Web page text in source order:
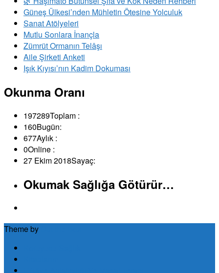
Güneş Ülkesi’nden Mühletin Ötesine Yolculuk
Sanat Atölyeleri
Mutlu Sonlara İnançla
Zümrüt Ormanın Telâşı
Aile Şirketi Anketi
Işık Kıyısı’nın Kadim Dokuması
Okunma Oranı
197289Toplam :
160Bugün:
677Aylık :
0Online :
27 Ekim 2018Sayaç:
Okumak Sağlığa Götürür…
Theme by